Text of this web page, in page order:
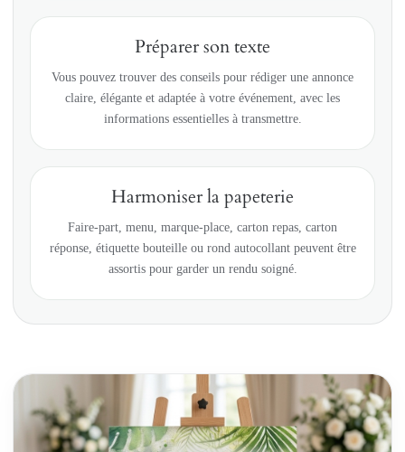
Préparer son texte
Vous pouvez trouver des conseils pour rédiger une annonce
claire, élégante et adaptée à votre événement, avec les
informations essentielles à transmettre.
Harmoniser la papeterie
Faire-part, menu, marque-place, carton repas, carton
réponse, étiquette bouteille ou rond autocollant peuvent être
assortis pour garder un rendu soigné.